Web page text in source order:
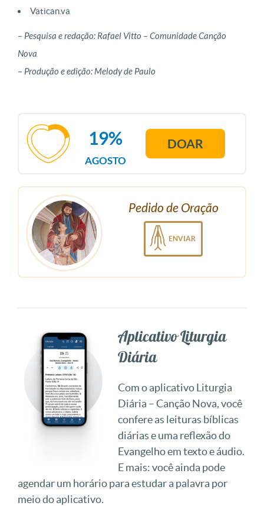
Vatican.va
– Pesquisa e redação: Rafael Vitto – Comunidade Canção
Nova
– Produção e edição: Melody de Paulo
AGOSTO
19% DOAR
Pedido de Oração
ENVIAR
Aplicativo Liturgia
Diária
Com o aplicativo Liturgia
Diária – Canção Nova, você
confere as leituras bíblicas
diárias e uma reflexão do
Evangelho em texto e áudio.
E mais: você ainda pode
agendar um horário para estudar a palavra por
meio do aplicativo.